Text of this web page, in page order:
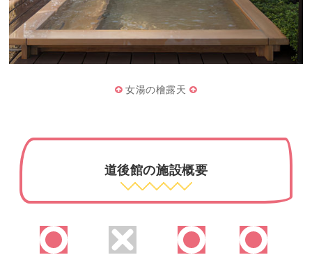
女湯の檜露天
道後館の施設概要